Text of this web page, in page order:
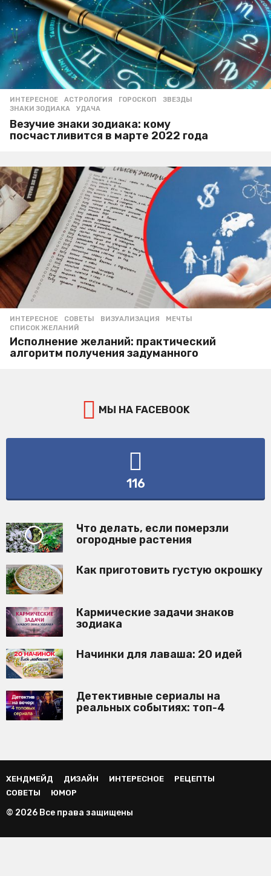
ИНТЕРЕСНОЕ АСТРОЛОГИЯ ,ГОРОСКОП ,ЗВЕЗДЫ
ЗНАКИ ЗОДИАКА
,УДАЧА
Везучие знаки зодиака: кому
посчастливится в марте 2022 года
ИНТЕРЕСНОЕ ,СОВЕТЫ ВИЗУАЛИЗАЦИЯ ,МЕЧТЫ
СПИСОК ЖЕЛАНИЙ
Исполнение желаний: практический
алгоритм получения задуманного
МЫ НА FACEBOOK
116
Что делать, если померзли
огородные растения
Как приготовить густую окрошку
Кармические задачи знаков
зодиака
Начинки для лаваша: 20 идей
Детективные сериалы на
реальных событиях: топ-4
ХЕНДМЕЙД ДИЗАЙН ИНТЕРЕСНОЕ
РЕЦЕПТЫ
СОВЕТЫ
ЮМОР
© 2026 Все права защищены